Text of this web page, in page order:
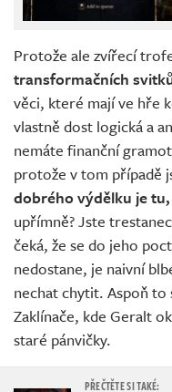
Protože ale zvířecí
transformačních
věci, které mají ve hře
vlastně dost logická a
nemáte finanční
protože v tom případě
dobrého výdělku je
upřímně? Jste
čeká, že se do jeho
nedostane, je naivní
nechat chytit. Aspoň
Zaklínače, kde Geralt
staré pánvičky.